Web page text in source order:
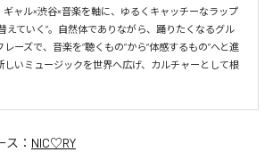
ギャル×渋谷×音楽を軸に、ゆるくキャッチーなラップ
えていく”。自然体でありながら、踊りたくなるグル
ーズで、音楽を“聴くもの”から“体感するもの”へと進
しいミュージックを世界へ広げ、カルチャーとして根
： NIC♡RY